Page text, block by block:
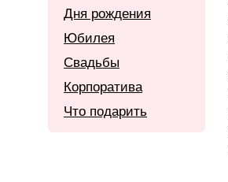
Дня рождения
Юбилея
Свадьбы
Корпоратива
Что подарить